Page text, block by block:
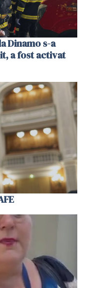
Dinamo s-a
a fost activat